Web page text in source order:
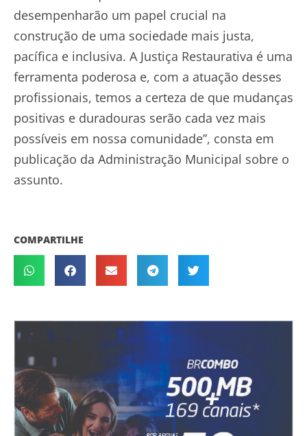
desempenharão um papel crucial na
construção de uma sociedade mais justa,
pacífica e inclusiva. A Justiça Restaurativa é uma
ferramenta poderosa e, com a atuação desses
profissionais, temos a certeza de que mudanças
positivas e duradouras serão cada vez mais
possíveis em nossa comunidade”, consta em
publicação da Administração Municipal sobre o
assunto.
COMPARTILHE